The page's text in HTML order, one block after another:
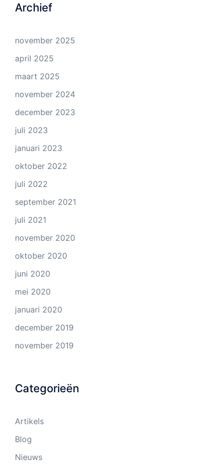
Archief
november 2025
april 2025
maart 2025
november 2024
december 2023
juli 2023
januari 2023
oktober 2022
juli 2022
september 2021
juli 2021
november 2020
oktober 2020
juni 2020
mei 2020
januari 2020
december 2019
november 2019
Categorieën
Artikels
Blog
Nieuws